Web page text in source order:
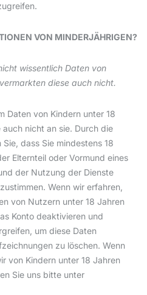
VON MINDERJÄHRIGEN?
wissentlich Daten von
diese auch nicht.
Daten von Kindern unter 18
nicht an sie. Durch die
dass Sie mindestens 18
Elternteil oder Vormund eines
der Nutzung der Dienste
Wenn wir erfahren,
von Nutzern unter 18 Jahren
Konto deaktivieren und
um diese Daten
zu löschen. Wenn
von Kindern unter 18 Jahren
Sie uns bitte unter